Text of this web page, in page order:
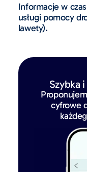
Informacje w
usługi pomocy
lawety).
Szybka
cyfrowe